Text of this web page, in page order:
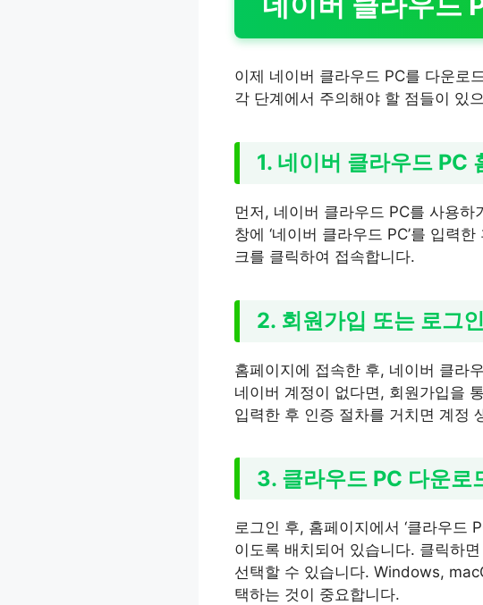
이제 네이버 클라우드 PC를 다운로
각 단계에서 주의해야 할 점들이 있
1. 네이버 클라우드 PC
먼저, 네이버 클라우드 PC를 사용
창에 ‘네이버 클라우드 PC’를 입력
크를 클릭하여 접속합니다.
2. 회원가입 또는 로그인
홈페이지에 접속한 후, 네이버 클라
네이버 계정이 없다면, 회원가입을
입력한 후 인증 절차를 거치면 계정
3. 클라우드 PC 다운로
로그인 후, 홈페이지에서 ‘클라우드
이도록 배치되어 있습니다. 클릭하
선택할 수 있습니다. Windows,
택하는 것이 중요합니다.